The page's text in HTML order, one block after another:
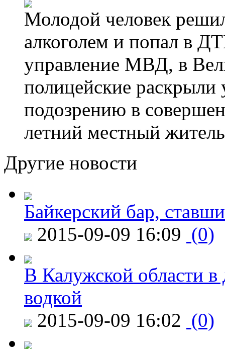
Молодой человек
алкоголем и попал в
управление МВД, в
полицейские
подозрению в
летний местный
Другие новости
Байкерский бар,
2015-09-09 16:09 (0)
В Калужской области в
водкой
2015-09-09 16:02 (0)